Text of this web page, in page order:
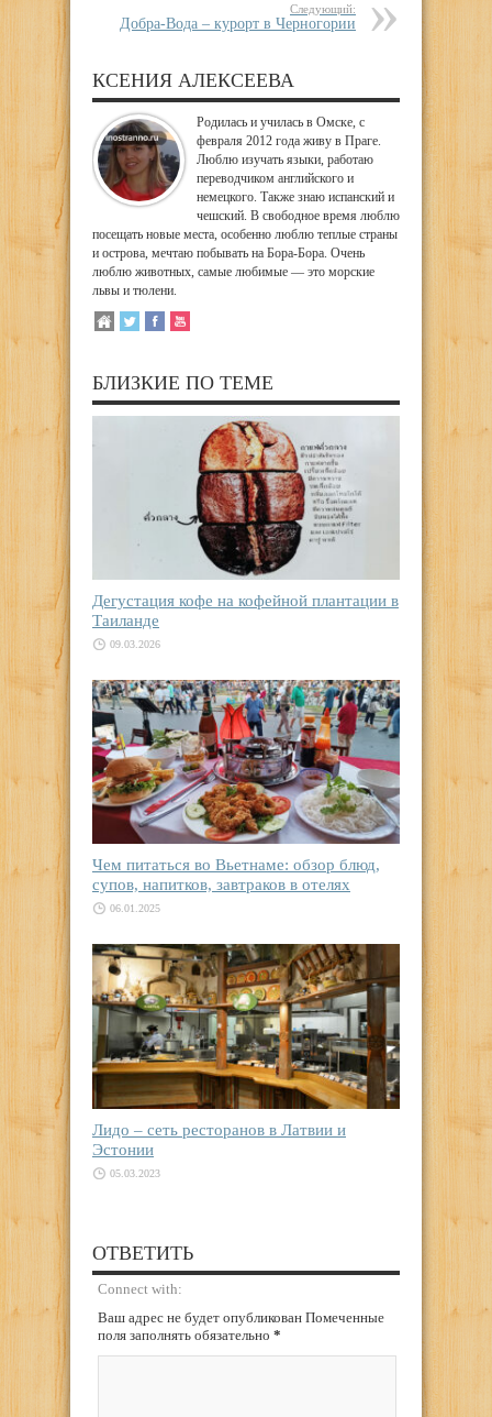
Следующий:
Добра-Вода – курорт в Черногории
КСЕНИЯ АЛЕКСЕЕВА
Родилась и училась в Омске, с
февраля 2012 года живу в Праге.
Люблю изучать языки, работаю
переводчиком английского и
немецкого. Также знаю испанский и
чешский. В свободное время люблю
посещать новые места, особенно люблю теплые страны
и острова, мечтаю побывать на Бора-Бора. Очень
люблю животных, самые любимые — это морские
львы и тюлени.
БЛИЗКИЕ ПО ТЕМЕ
Дегустация кофе на кофейной плантации в
Таиланде
09.03.2026
Чем питаться во Вьетнаме: обзор блюд,
супов, напитков, завтраков в отелях
06.01.2025
Лидо – сеть ресторанов в Латвии и
Эстонии
05.03.2023
ОТВЕТИТЬ
Connect with:
Ваш адрес не будет опубликован Помеченные
поля заполнять обязательно *